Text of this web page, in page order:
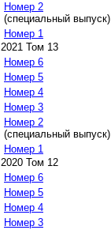
Номер 2
(специальный выпуск)
Номер 1
2021 Том 13
Номер 6
Номер 5
Номер 4
Номер 3
Номер 2
(специальный выпуск)
Номер 1
2020 Том 12
Номер 6
Номер 5
Номер 4
Номер 3